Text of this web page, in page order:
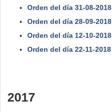
Orden del día 31-08-2018
Orden del día 28-09-2018
Orden del día 12-10-2018
Orden del día 22-11-2018
2017